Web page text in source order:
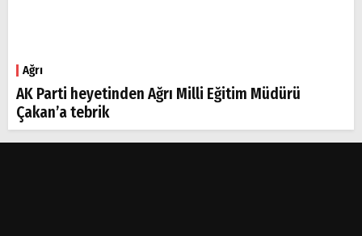
Ağrı
AK Parti heyetinden Ağrı Milli Eğitim Müdürü
Çakan’a tebrik